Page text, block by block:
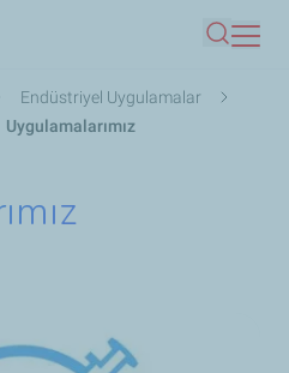
atla
Ara
Endüstriyel Uygulamalar
Uygulamalarımız